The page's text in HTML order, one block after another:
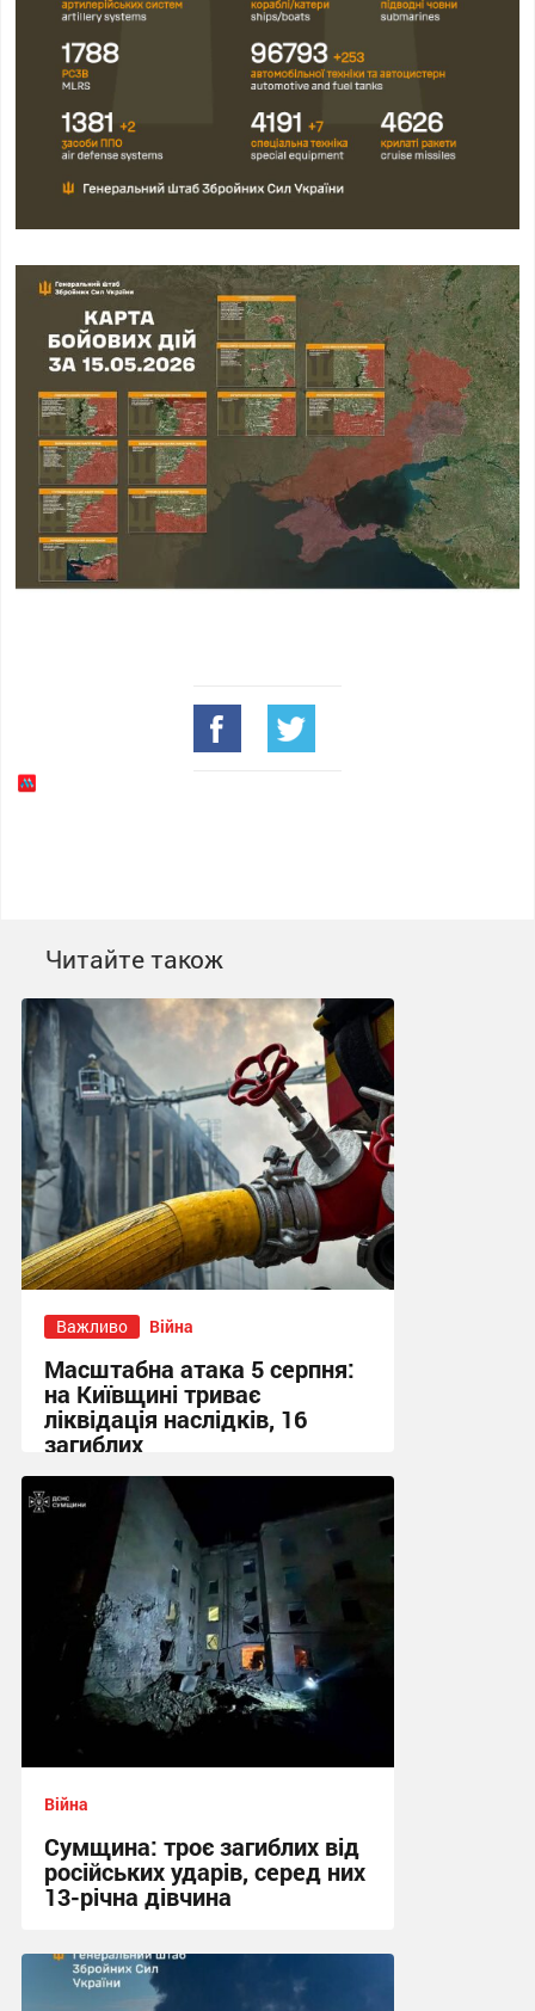
Читайте також
Важливо Війна
Масштабна атака 5 серпня:
на Київщині триває
ліквідація наслідків, 16
загиблих
13:23 сьогодні
Війна
Сумщина: троє загиблих від
російських ударів, серед них
13-річна дівчина
11:39 сьогодні